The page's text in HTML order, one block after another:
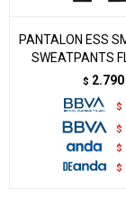
PANTALON ESS
SWEATPANTS
$ 2.790
$
$
$
$